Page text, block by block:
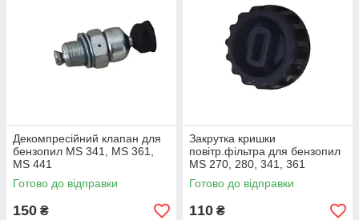
Декомпресійний клапан для
бензопил MS 341, MS 361,
MS 441
Готово до відправки
150 ₴
Закрутка кришки
повітр.фільтра для бензопил
MS 270, 280, 341, 361
Готово до відправки
110 ₴